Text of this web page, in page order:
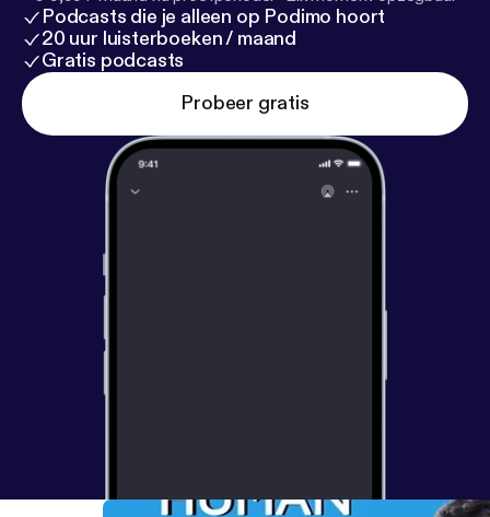
Podcasts die je alleen op Podimo hoort
20 uur luisterboeken / maand
Gratis podcasts
Probeer gratis